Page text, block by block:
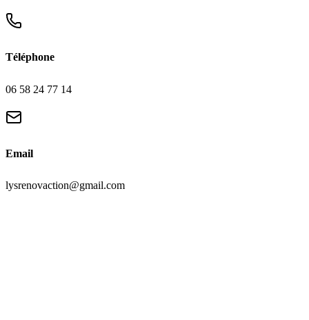
Téléphone
06 58 24 77 14
Email
lysrenovaction@gmail.com